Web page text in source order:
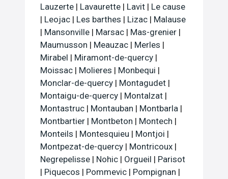
Lauzerte | Lavaurette | Lavit | Le cause
| Leojac | Les barthes | Lizac | Malause
| Mansonville | Marsac | Mas-grenier |
Maumusson | Meauzac | Merles |
Mirabel | Miramont-de-quercy |
Moissac | Molieres | Monbequi |
Monclar-de-quercy | Montagudet |
Montaigu-de-quercy | Montalzat |
Montastruc | Montauban | Montbarla |
Montbartier | Montbeton | Montech |
Monteils | Montesquieu | Montjoi |
Montpezat-de-quercy | Montricoux |
Negrepelisse | Nohic | Orgueil | Parisot
| Piquecos | Pommevic | Pompignan |